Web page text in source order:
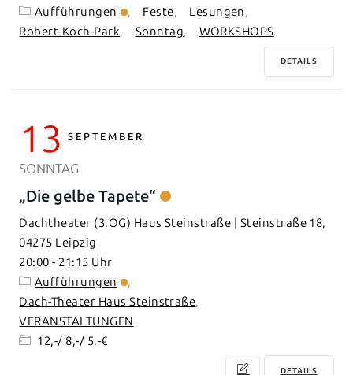
Aufführungen
Feste
Lesungen
Robert-Koch-Park
Sonntag WORKSHOPS
DETAILS
13 SEPTEMBER
SONNTAG
„Die gelbe Tapete“
Dachtheater (3.OG) Haus Steinstraße | Steinstraße 18,
04275 Leipzig
20:00 - 21:15
Aufführungen
Dach-Theater Haus Steinstraße
VERANSTALTUNGEN
12,-/ 8,-/ 5.-€
DETAILS